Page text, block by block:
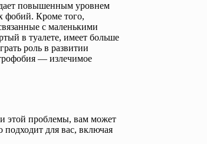
повышенным уровнем
фобий. Кроме того,
с маленькими
в туалете, имеет больше
роль в развитии
— излечимое
этой проблемы, вам может
для вас, включая